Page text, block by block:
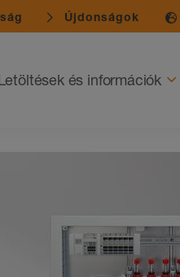
Újdonságok
és információk